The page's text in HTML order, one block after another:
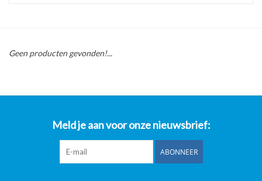
Over ons
Geen producten gevonden!...
Meld je aan voor onze nieuwsbrief:
ABONNEER